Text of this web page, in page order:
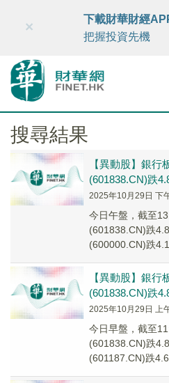
財華智庫網 FINTV
×
下載財華財經
把握投資先機
搜尋結果
【異動股】銀行
(601838.CN)跌
2025年10月29日 下
今日午盤，截至
(601838.CN)跌
(600000.CN)跌
【異動股】銀行
(601838.CN)跌
2025年10月29日 上
今日早盤，截至
(601838.CN)跌
(601187.CN)跌